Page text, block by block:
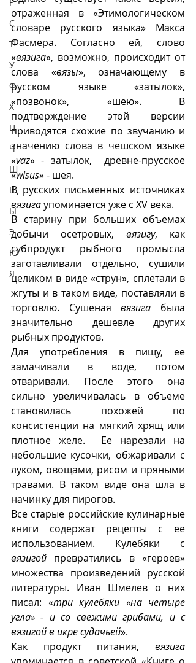
С
Т
У
Ф
Х
Ц
Ч
Ш
Щ
Ы
Э
Ю
Я
отраженная в «Этимологическом
словаре русского языка» Макса
Фасмера. Согласно ей, слово
«вязига», возможно, происходит от
слова «вязы», означающему в
русском языке «затылок»,
«позвонок», «шею». В
подтверждение этой версии
приводятся схожие по звучанию и
значению слова в чешском языке
«vaz» - затылок,  древне-прусское
«wisus» - шея.
вязига упоминается уже с XV века.
В старину при больших объемах
добычи осетровых, вязигу, как
субпродукт рыбного промысла
заготавливали отдельно, сушили
целиком в виде «струн», сплетали в
жгуты и в таком виде, поставляли в
торговлю. Сушеная вязига была
значительно дешевле других
рыбных продуктов.
Для употребления в пищу, ее
замачивали в воде, потом
отваривали. После этого она
сильно увеличивалась в объеме
становилась похожей по
консистенции на мягкий хрящ или
плотное желе.  Ее нарезали на
небольшие кусочки, обжаривали с
луком, овощами, рисом и пряными
травами. В таком виде она шла в
начинку для пирогов.
Все старые российские кулинарные
книги содержат рецепты с ее
вязигой превратились в «героев»
множества произведений русской
литературы. Иван Шмелев о них
писал: «три кулебяки «на четыре
угла» - и со свежими грибами, и с
вязигой в икре судачьей».
Как продукт питания, вязига